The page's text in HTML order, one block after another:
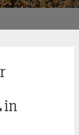
in